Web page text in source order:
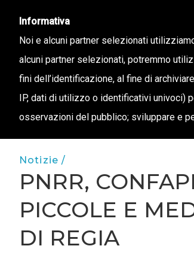
info@confapi.padova.it
Notizie /
PNRR,
PICCOLE E
DI REGIA
Informativa
Noi e alcuni partner selezionati
alcuni partner selezionati, potremmo
fini dell’identificazione, al fine di
IP, dati di utilizzo o identificativi univoci)
osservazioni del pubblico; sviluppare e